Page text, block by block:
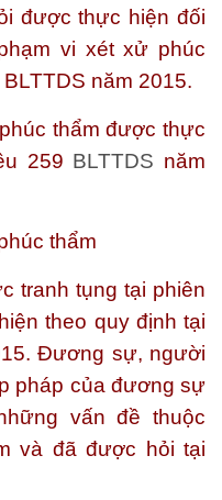
được thực hiện đối
vi xét xử phúc
năm 2015.
thẩm được thực
259 BLTTDS năm
thẩm
tranh tụng tại phiên
theo quy định tại
Đương sự, người
pháp của đương sự
vấn đề thuộc
và đã được hỏi tại